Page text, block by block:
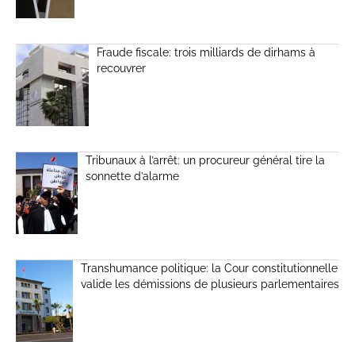
Fraude fiscale: trois milliards de dirhams à
recouvrer
Tribunaux à l’arrêt: un procureur général tire la
sonnette d’alarme
Transhumance politique: la Cour constitutionnelle
valide les démissions de plusieurs parlementaires